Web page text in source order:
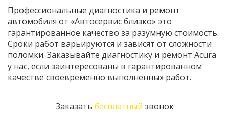
Профессиональные диагностика и ремонт
автомобиля от «Автосервис близко» это
гарантированное качество за разумную стоимость.
Сроки работ варьируются и зависят от сложности
поломки. Заказывайте диагностику и ремонт Acura
у нас, если заинтересованы в гарантированном
качестве своевременно выполненных работ.
Заказать бесплатный звонок